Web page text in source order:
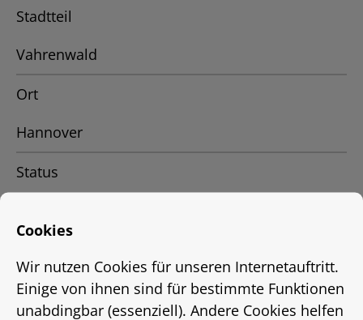
Stadtteil
Vahrenwald
Ort
Hannover
Status
EnEV 2009
Cookies
Wir nutzen Cookies für unseren Internetauftritt.
Einige von ihnen sind für bestimmte Funktionen
unabdingbar (essenziell). Andere Cookies helfen